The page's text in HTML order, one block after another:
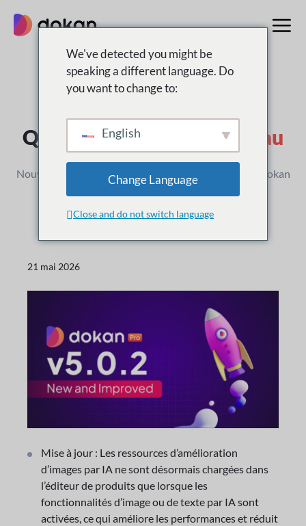
contenu
Qu'est-ce que c'est Nouveau
Nouvelles versions, améliorations et mises à jour de Dokan
21 mai 2026
Mise à jour : Les ressources d’amélioration
d’images par IA ne sont désormais chargées dans
l’éditeur de produits que lorsque les
fonctionnalités d’image ou de texte par IA sont
activées, ce qui améliore les performances et réduit
We've detected you might be
speaking a different language. Do
you want to change to:
English
Change Language
Close and do not switch language